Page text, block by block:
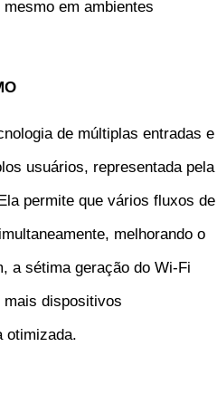
em ambientes
de múltiplas entradas e
usuários, representada pela
permite que vários fluxos de
melhorando o
a sétima geração do Wi-Fi
mais dispositivos
otimizada.